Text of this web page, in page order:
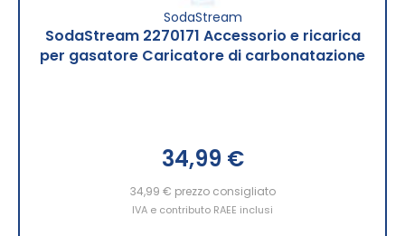
SodaStream
SodaStream 2270171 Accessorio e ricarica
per gasatore Caricatore di carbonatazione
34,99 €
34,99 € prezzo consigliato
IVA e contributo RAEE inclusi